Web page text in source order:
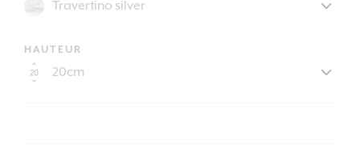
HAUTEUR